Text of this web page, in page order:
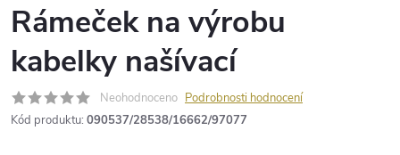
Rámeček na výrobu
kabelky našívací
Neohodnoceno Podrobnosti hodnocení
Kód produktu: 090537/28538/16662/97077